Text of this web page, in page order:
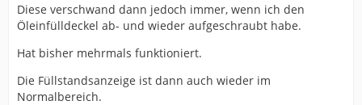
Diese verschwand dann jedoch immer, wenn ich den
Öleinfülldeckel ab- und wieder aufgeschraubt habe.
Hat bisher mehrmals funktioniert.
Die Füllstandsanzeige ist dann auch wieder im
Normalbereich.